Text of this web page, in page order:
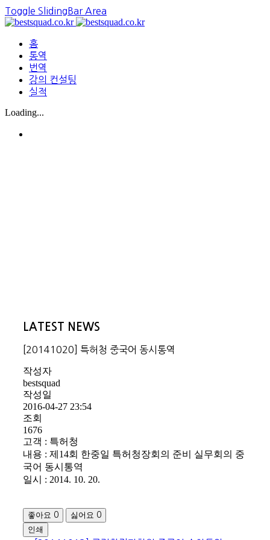
Toggle SlidingBar Area
홈
통역
번역
강의 컨설팅
실적
Loading...
LATEST NEWS
[20141020] 특허청 중국어 동시통역
작성자
bestsquad
작성일
2016-04-27 23:54
조회
1676
고객 : 특허청
내용 : 제14회 한중일 특허청장회의 준비 실무회의 중
국어 동시통역
일시 : 2014. 10. 20.
좋아요 0 싫어요 0
인쇄